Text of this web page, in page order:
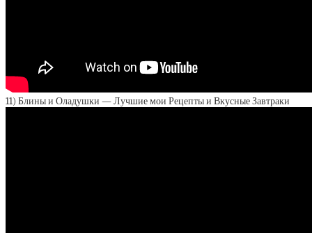
11) Блины и Оладушки — Лучшие мои Рецепты и Вкусные Завтраки